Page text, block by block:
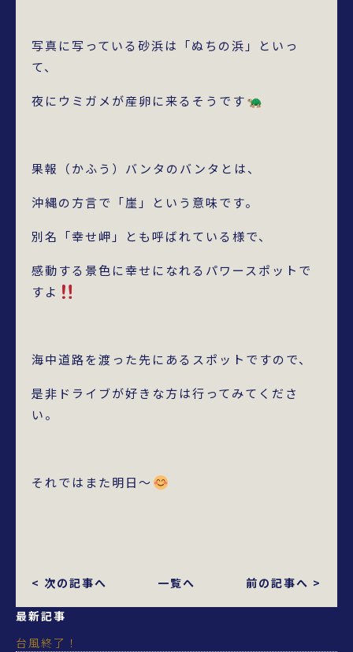
写真に写っている砂浜は「ぬちの浜」といっ
て、
夜にウミガメが産卵に来るそうです
果報（かふう）バンタのバンタとは、
沖縄の方言で「崖」という意味です。
別名「幸せ岬」とも呼ばれている様で、
感動する景色に幸せになれるパワースポットで
すよ
海中道路を渡った先にあるスポットですので、
是非ドライブが好きな方は行ってみてくださ
い。
それではまた明日～
< 次の記事へ 一覧へ 前の記事へ >
最新記事
台風終了！